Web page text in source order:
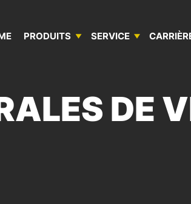
À BULLANGE
PRODUITS
& CONTENEURS
SERVICE
ATELIER DE RÉPARATION
POLITIQUE DE QUALITÉDE